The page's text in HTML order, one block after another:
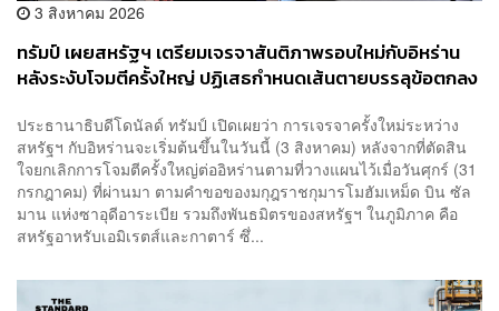
3 สิงหาคม 2026
ทรัมป์ เผยสหรัฐฯ เตรียมเจรจาสันติภาพรอบใหม่กับอิหร่าน
หลังระงับโจมตีครั้งใหญ่ ปฏิเสธกำหนดเส้นตายบรรลุข้อตกลง
ประธานาธิบดีโดนัลด์ ทรัมป์ เปิดเผยว่า การเจรจาครั้งใหม่ระหว่าง
สหรัฐฯ กับอิหร่านจะเริ่มต้นขึ้นในวันนี้ (3 สิงหาคม) หลังจากที่ตัดสิน
ใจยกเลิกการโจมตีครั้งใหญ่ต่ออิหร่านตามที่วางแผนไว้เมื่อวันศุกร์ (31
กรกฎาคม) ที่ผ่านมา ตามคำขอของมกุฎราชกุมารโมฮัมเหม็ด บิน ซัล
มาน แห่งซาอุดีอาระเบีย รวมถึงพันธมิตรของสหรัฐฯ ในภูมิภาค คือ
สหรัฐอาหรับเอมิเรตส์และกาตาร์ ซึ่...